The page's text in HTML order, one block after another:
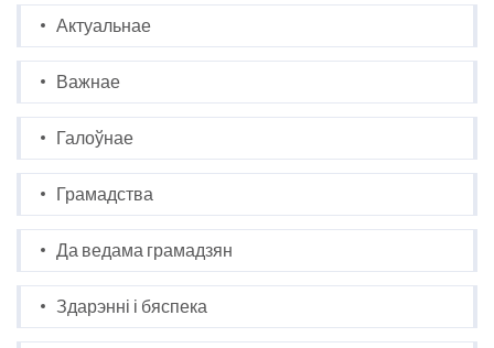
Актуальнае
Важнае
Галоўнае
Грамадства
Да ведама грамадзян
Здарэнні і бяспека